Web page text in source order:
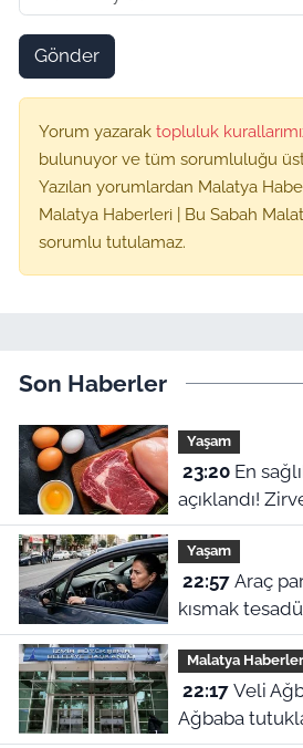
Gönder
Yorum yazarak topluluk
bulunuyor ve tüm sorumluluğu
Yazılan yorumlardan Malatya
Malatya Haberleri | Bu Sabah
sorumlu tutulamaz.
Son Haberler
Yaşam
23:20En sağlıklı proteinler
açıklandı!
yumurta var
Yaşam
22:57Araç park ederken müziği
kısmak
refleksiymiş
Malatya
22:17Veli Ağbaba’nın ağabeyi Hür
Ağbaba